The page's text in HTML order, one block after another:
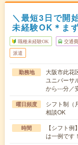
＼最短3日で開
未経験OK＊ま
職種未経験OK 交通
派遣
勤務地
大阪市此花
ユニバーサ
から---分／
曜日頻度
シフト制（
相談OK
時間
【シフト
は一例です